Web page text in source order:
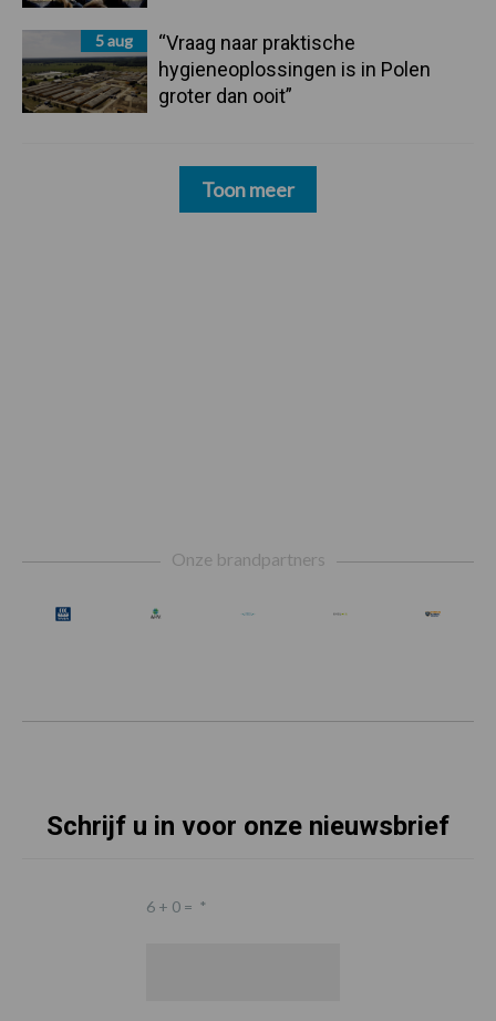
5 aug
“Vraag naar praktische
hygieneoplossingen is in Polen
groter dan ooit”
Toon meer
Onze brandpartners
Schrijf u in voor onze nieuwsbrief
6 + 0 = *